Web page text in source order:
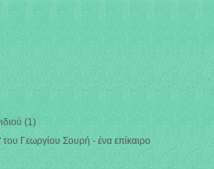
(1)
Γεωργίου Σουρή - ένα επίκαιρο